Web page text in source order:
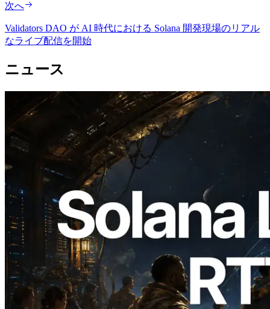
次へ
Validators DAO が AI 時代における Solana 開発現場のリアル
なライブ配信を開始
ニュース
2026.08.05
ERPC、Solana Leader Slot APIを世界7
リージョンのping計測に拡張—
Validators Information APIも公開